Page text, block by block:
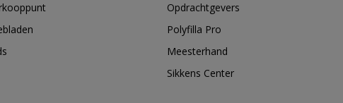
Opdrachtgevers
Polyfilla Pro
Meesterhand
Sikkens Center